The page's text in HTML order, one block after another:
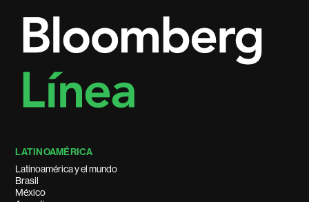
LATINOAMÉRICA
Latinoamérica y el mundo
Brasil
México